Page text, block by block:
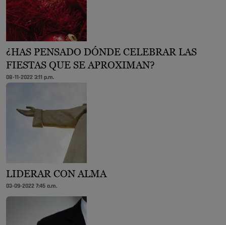
¿HAS PENSADO DÓNDE CELEBRAR LAS
FIESTAS QUE SE APROXIMAN?
08-11-2022 3:11 p.m.
LIDERAR CON ALMA
03-09-2022 7:45 a.m.